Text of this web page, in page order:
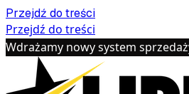
Przejdź do treści
Przejdź do treści
Wdrażamy nowy system